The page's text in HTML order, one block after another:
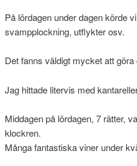
På lördagen under dagen körde
svampplockning, utflykter osv.
Det fanns väldigt mycket att
Jag hittade litervis med
Middagen på lördagen, 7 rätter,
klockren.
Många fantastiska viner under